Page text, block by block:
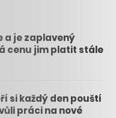
a je zaplavený
cenu jim platit stále
si každý den pouští
práci na nové